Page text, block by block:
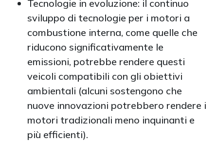
Tecnologie in evoluzione: il continuo
sviluppo di tecnologie per i motori a
combustione interna, come quelle che
riducono significativamente le
emissioni, potrebbe rendere questi
veicoli compatibili con gli obiettivi
ambientali (alcuni sostengono che
nuove innovazioni potrebbero rendere i
motori tradizionali meno inquinanti e
più efficienti).